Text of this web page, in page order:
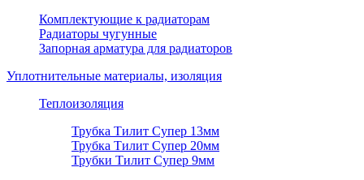
Комплектующие к радиаторам
Радиаторы чугунные
Запорная арматура для радиаторов
Уплотнительные материалы, изоляция
Теплоизоляция
Трубка Тилит Супер 13мм
Трубка Тилит Супер 20мм
Трубки Тилит Супер 9мм